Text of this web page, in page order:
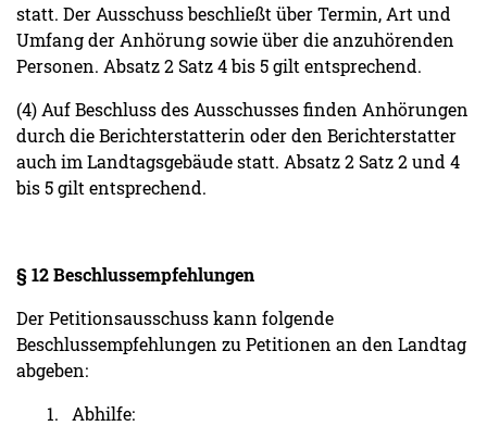
statt. Der Ausschuss beschließt über Termin, Art und
Umfang der Anhörung sowie über die anzuhörenden
Personen. Absatz 2 Satz 4 bis 5 gilt entsprechend.
(4) Auf Beschluss des Ausschusses finden Anhörungen
durch die Berichterstatterin oder den Berichterstatter
auch im Landtagsgebäude statt. Absatz 2 Satz 2 und 4
bis 5 gilt entsprechend.
§ 12 Beschlussempfehlungen
Der Petitionsausschuss kann folgende
Beschlussempfehlungen zu Petitionen an den Landtag
abgeben:
1. Abhilfe: